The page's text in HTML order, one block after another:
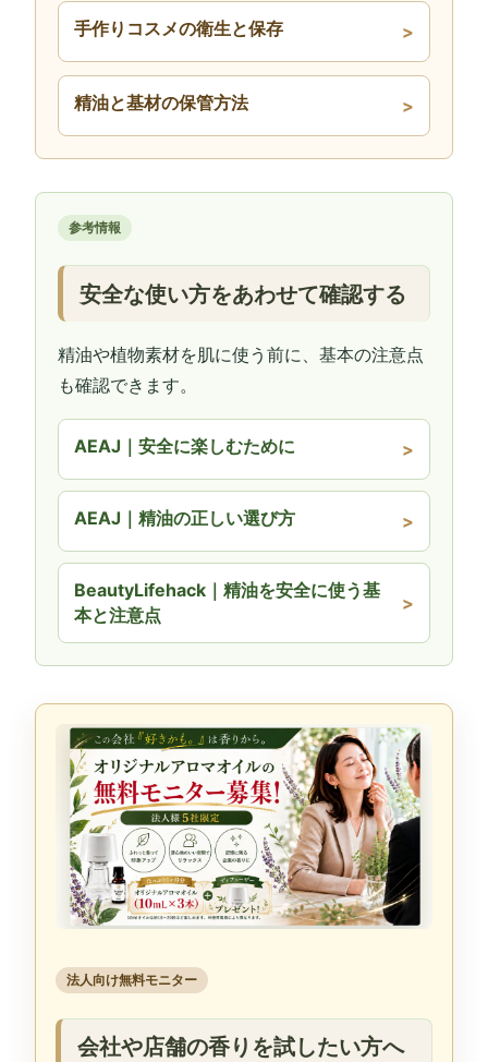
手作りコスメの衛生と保存
精油と基材の保管方法
参考情報
安全な使い方をあわせて確認する
精油や植物素材を肌に使う前に、基本の注意点
も確認できます。
AEAJ｜安全に楽しむために
AEAJ｜精油の正しい選び方
BeautyLifehack｜精油を安全に使う基
本と注意点
法人向け無料モニター
会社や店舗の香りを試したい方へ